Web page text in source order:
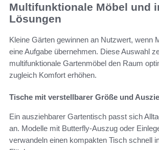
Multifunktionale Möbel und
Lösungen
Kleine Gärten gewinnen an Nutzwert, wenn
eine Aufgabe übernehmen. Diese Auswahl
multifunktionale Gartenmöbel den Raum
zugleich Komfort erhöhen.
Tische mit verstellbarer Größe und
Ein ausziehbarer Gartentisch passt sich
an. Modelle mit Butterfly-Auszug oder
verwandeln einen kompakten Tisch schnell